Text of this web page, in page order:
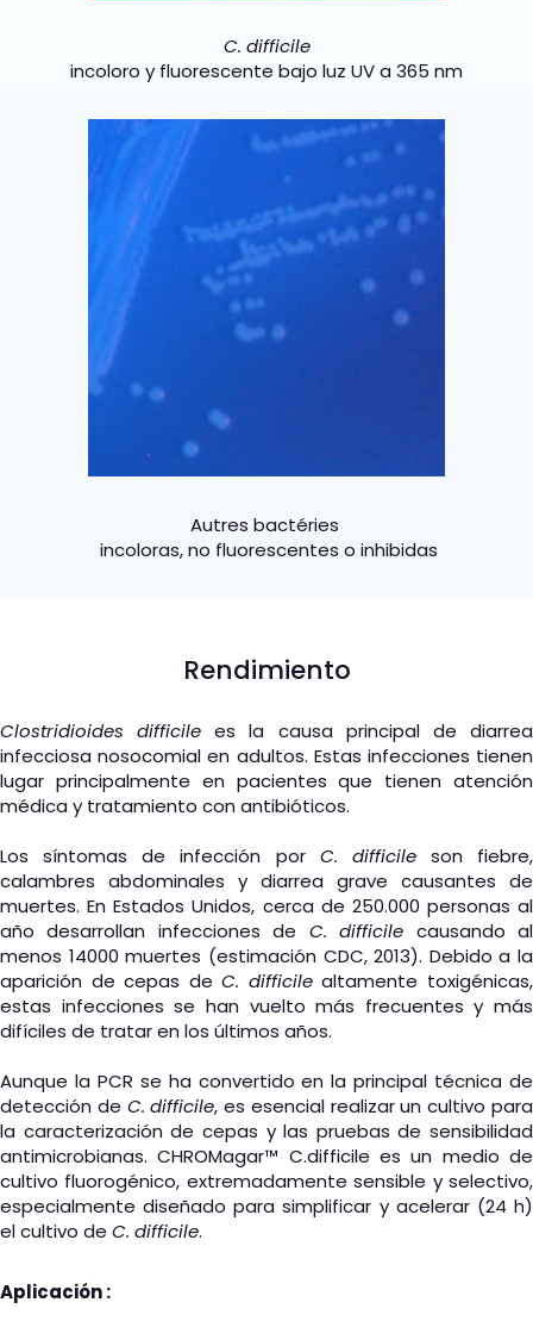
C. difficile
incoloro y fluorescente bajo luz UV a 365 nm
Autres bactéries
incoloras, no fluorescentes o inhibidas
Rendimiento
Clostridioides difficile es la causa principal de diarrea
infecciosa nosocomial en adultos. Estas infecciones tienen
lugar principalmente en pacientes que tienen atención
médica y tratamiento con antibióticos.
Los síntomas de infección por C. difficileson fiebre,
calambres abdominales y diarrea grave causantes de
muertes. En Estados Unidos, cerca de 250.000 personas al
año desarrollan infecciones de C. difficile causando al
menos 14000 muertes (estimación CDC, 2013). Debido a la
aparición de cepas de C. difficilealtamente toxigénicas,
estas infecciones se han vuelto más frecuentes y más
difíciles de tratar en los últimos años.
Aunque la PCR se ha convertido en la principal técnica de
detección de C. difficile, es esencial realizar un cultivo para
la caracterización de cepas y las pruebas de sensibilidad
antimicrobianas. CHROMagar™ C.difficile es un medio de
cultivo fluorogénico, extremadamente sensible y selectivo,
especialmente diseñado para simplificar y acelerar (24 h)
el cultivo de C. difficile.
Aplicación :